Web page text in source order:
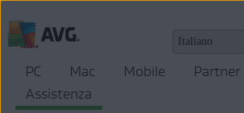
PC Mac Mobile Partner
Assistenza